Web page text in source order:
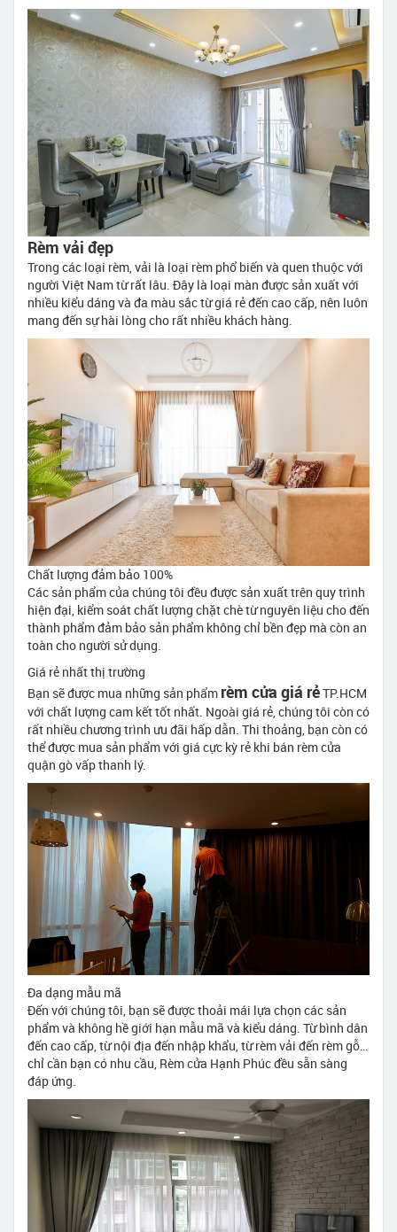
Rèm vải đẹp
Trong các loại rèm, vải là loại rèm phổ biến và quen thuộc với
người Việt Nam từ rất lâu. Đây là loại màn được sản xuất với
nhiều kiểu dáng và đa màu sắc từ giá rẻ đến cao cấp, nên luôn
mang đến sự hài lòng cho rất nhiều khách hàng.
Chất lượng đảm bảo 100%
Các sản phẩm của chúng tôi đều được sản xuất trên quy trình
hiện đại, kiểm soát chất lượng chặt chè từ nguyên liệu cho đến
thành phẩm đảm bảo sản phẩm không chỉ bền đẹp mà còn an
toàn cho người sử dụng.
Giá rẻ nhất thị trường
Bạn sẽ được mua những sản phẩm rèm cửa giá rẻTP.HCM
với chất lượng cam kết tốt nhất. Ngoài giá rẻ, chúng tôi còn có
rất nhiều chương trình ưu đãi hấp dẫn. Thi thoảng, bạn còn có
thể được mua sản phẩm với giá cực kỳ rẻ khi bán rèm cửa
quận gò vấp thanh lý.
Đa dạng mẫu mã
Đến với chúng tôi, bạn sẽ được thoải mái lựa chọn các sản
phẩm và không hề giới hạn mẫu mã và kiểu dáng. Từ bình dân
đến cao cấp, từ nội địa đến nhập khẩu, từ rèm vải đến rèm gỗ…
chỉ cần bạn có nhu cầu, Rèm cửa Hạnh Phúc đều sẵn sàng
đáp ứng.